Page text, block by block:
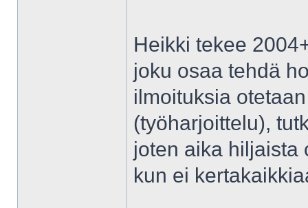
Heikki tekee
joku osaa tehdä
ilmoituksia
(työharjoittelu),
joten aika hiljaista
kun ei